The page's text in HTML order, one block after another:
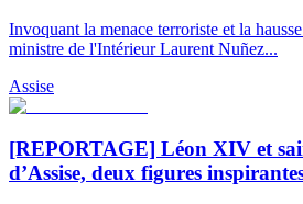
Invoquant la menace terroriste et la
ministre de l'Intérieur Laurent Nuñez...
Assise
[REPORTAGE] Léon XIV et
d’Assise, deux figures